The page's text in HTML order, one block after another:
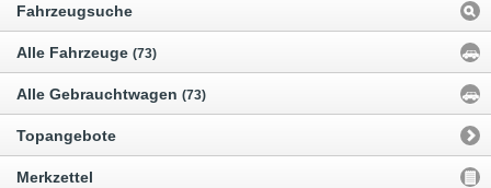
Fahrzeugsuche
Alle Fahrzeuge (73)
Alle Gebrauchtwagen (73)
Topangebote
Merkzettel